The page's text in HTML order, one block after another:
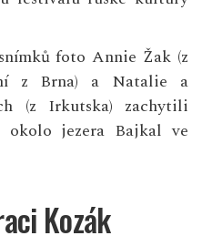
foto Annie Žak (z
z Brna) a Natalie a
(z Irkutska) zachytili
okolo jezera Bajkal ve
Kozák